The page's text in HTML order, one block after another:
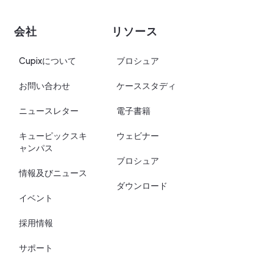
会社
Cupixについて
お問い合わせ
ニュースレター
キューピックスキ
ャンパス
情報及びニュース
イベント
採用情報
サポート
リソース
ブロシュア
ケーススタディ
電子書籍
ウェビナー
ブロシュア
ダウンロード